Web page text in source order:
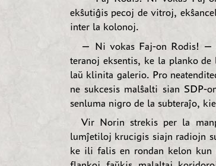
ekŝutiĝis pecoj de vitroj,
inter la kolonoj.
— Ni vokas Faj-on Rodis! —
teranoj eksentis, ke la planko
laŭ klinita galerio. Pro
ne sukcesis malŝalti sian SDP-
senluma nigro de la subteraĵo,
Vir Norin strekis per la
lumĵetiloj krucigis siajn radiojn
ke ili falis en rondan kelon